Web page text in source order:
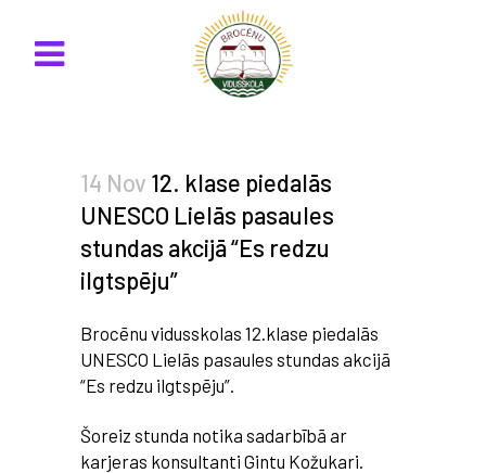
14 Nov 12. klase piedalās
UNESCO Lielās pasaules
stundas akcijā “Es redzu
ilgtspēju”
Brocēnu vidusskolas 12.klase piedalās
UNESCO Lielās pasaules stundas akcijā
“Es redzu ilgtspēju”.
Šoreiz stunda notika sadarbībā ar
karjeras konsultanti Gintu Kožukari.